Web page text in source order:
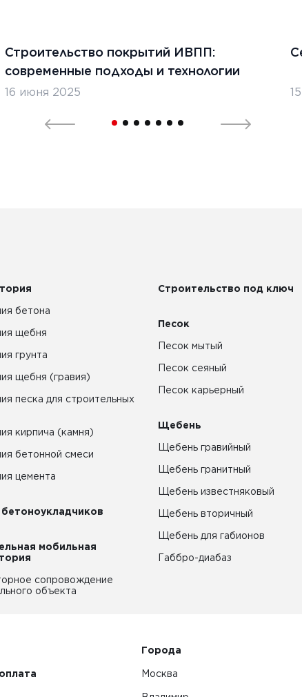
Строительство покрытий ИВПП:
современные подходы и технологии
16 июня 2025
бетона
щебня
грунта
щебня (гравия)
песка для строительных
кирпича (камня)
бетонной смеси
цемента
бетоноукладчиков
мобильная
сопровождение
объекта
Строительство под ключ
Песок
Песок мытый
Песок сеяный
Песок карьерный
Щебень
Щебень гравийный
Щебень гранитный
Щебень известняковый
Щебень вторичный
Щебень для габионов
Габбро-диабаз
Города
Москва